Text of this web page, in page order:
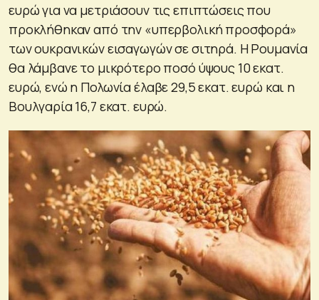
ευρώ για να μετριάσουν τις επιπτώσεις που
προκλήθηκαν από την «υπερβολική προσφορά»
των ουκρανικών εισαγωγών σε σιτηρά. Η Ρουμανία
θα λάμβανε το μικρότερο ποσό ύψους 10 εκατ.
ευρώ, ενώ η Πολωνία έλαβε 29,5 εκατ. ευρώ και η
Βουλγαρία 16,7 εκατ. ευρώ.